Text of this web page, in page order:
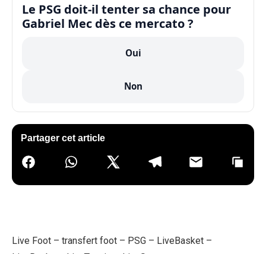
Le PSG doit-il tenter sa chance pour
Gabriel Mec dès ce mercato ?
Oui
Non
Partager cet article
Live Foot – transfert foot – PSG – LiveBasket –